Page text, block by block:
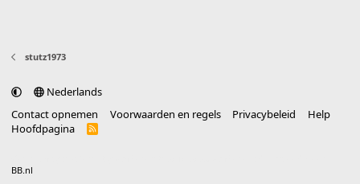
stutz1973
Nederlands
Contact opnemen
Voorwaarden en regels Privacybeleid
Help
Hoofdpagina
R
BB.nl